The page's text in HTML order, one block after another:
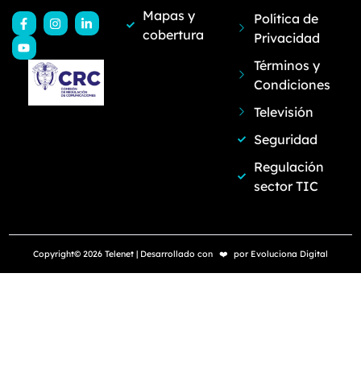
Mapas y
cobertura
Política de
Privacidad
Términos y
Condiciones
Televisión
Seguridad
Regulación
sector TIC
Copyright© 2026 Telenet | Desarrollado con ❤️ por Evoluciona Digital